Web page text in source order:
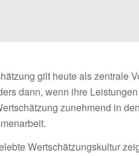
gilt heute als zentrale
dann, wenn ihre
zunehmend in
Wertschätzungskultur